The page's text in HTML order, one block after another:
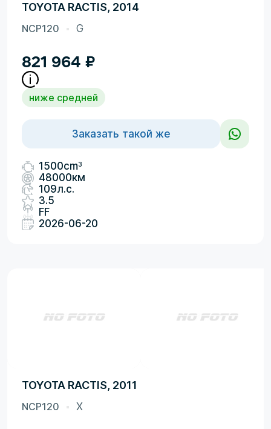
TOYOTA RACTIS, 2014
NCP120 G
821 964 ₽
ниже средней
Заказать такой же
1500cm3
48000км
109л.с.
3.5
FF
2026-06-20
TOYOTA RACTIS, 2011
NCP120 X